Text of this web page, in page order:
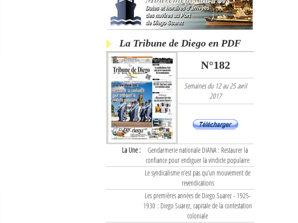
La Tribune de Diego en PDF
N°182
Semaines du 12 au 25 avril
2017
La Une :
Gendarmerie nationale DIANA : Restaurer la
confiance pour endiguer la vindicte populaire
Le syndicalisme n’est pas qu’un mouvement de
revendications
Les premières années de Diego Suarez - 1925-
1930 : Diego Suarez, capitale de la contestation
coloniale